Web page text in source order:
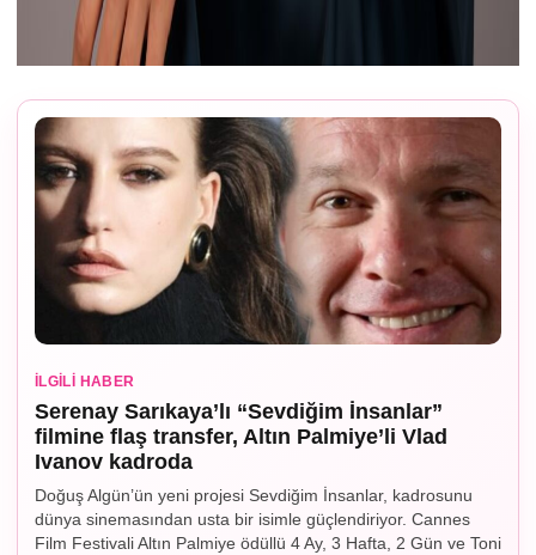
İLGILI HABER
Serenay Sarıkaya’lı “Sevdiğim İnsanlar”
filmine flaş transfer, Altın Palmiye’li Vlad
Ivanov kadroda
Doğuş Algün’ün yeni projesi Sevdiğim İnsanlar, kadrosunu
dünya sinemasından usta bir isimle güçlendiriyor. Cannes
Film Festivali Altın Palmiye ödüllü 4 Ay, 3 Hafta, 2 Gün ve Toni